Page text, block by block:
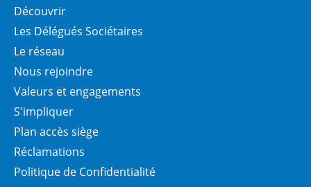
Découvrir
Les Délégués Sociétaires
Le réseau
Nous rejoindre
Valeurs et engagements
S'impliquer
Plan accès siège
Réclamations
Politique de Confidentialité